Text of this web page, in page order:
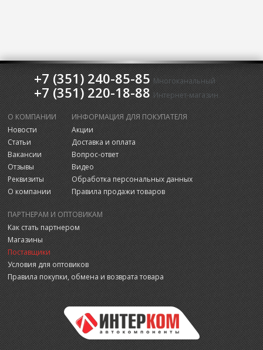
+7 (351) 240-85-85 Многоканальный
+7 (351) 220-18-88 Интернет-магазин
О КОМПАНИИ
Новости
Статьи
Вакансии
Отзывы
Реквизиты
О компании
ИНФОРМАЦИЯ ДЛЯ ПОКУПАТЕЛЯ
Акции
Доставка и оплата
Вопрос-ответ
Видео
Обработка персональных данных
Правила продажи товаров
ПАРТНЕРАМ И ОПТОВИКАМ
Как стать партнером
Магазины
Поставщики
Условия для оптовиков
Правила покупки, обмена и возврата товара